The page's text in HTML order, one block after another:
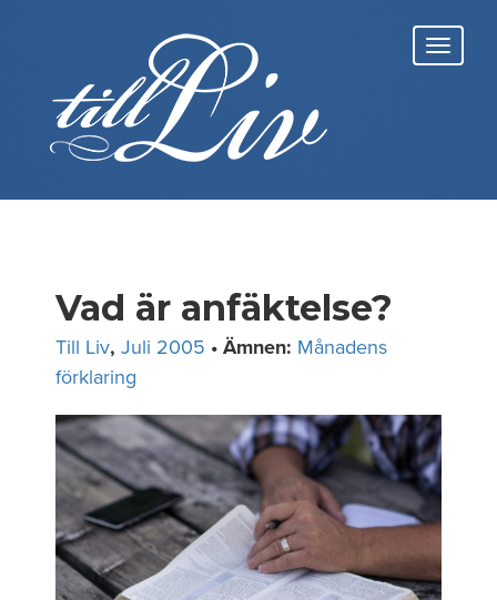
Vad är anfäktelse?
Till Liv, Juli 2005 • Ämnen: Månadens
förklaring